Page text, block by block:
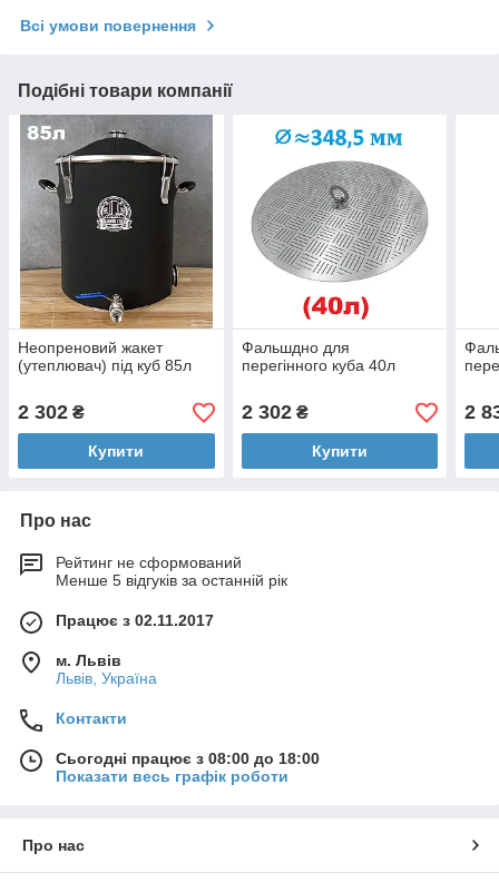
Всі умови повернення
Подібні товари компанії
Неопреновий жакет
(утеплювач) під куб 85л
2 302 ₴
Купити
Фальшдно для
перегінного куба 40л
2 302₴
Купити
2
Про нас
Рейтинг не сформований
Менше 5 відгуків за останній рік
Працює з 02.11.2017
м. Львів
Львів, Україна
Контакти
Сьогодні працює з 08:00 до 18:00
Показати весь графік роботи
Про нас